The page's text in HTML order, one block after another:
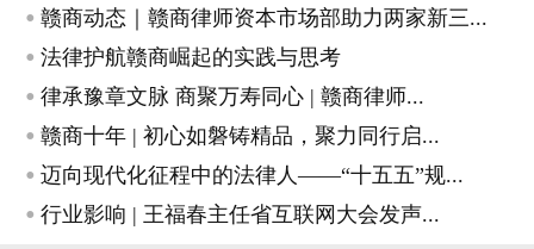
· 赣商动态｜赣商律师资本市场部助力两家新三...
· 法律护航赣商崛起的实践与思考
· 律承豫章文脉 商聚万寿同心 | 赣商律师...
· 赣商十年 | 初心如磐铸精品，聚力同行启...
· 迈向现代化征程中的法律人——“十五五”规...
· 行业影响 | 王福春主任省互联网大会发声...